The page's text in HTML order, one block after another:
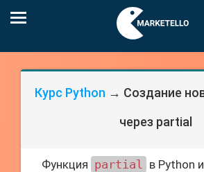
Курс Python → Создание
через partial
Функция partial в Python